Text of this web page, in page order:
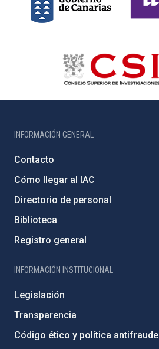
INFORMACIÓN GENERAL
Contacto
Cómo llegar al IAC
Directorio de personal
Biblioteca
Registro general
INFORMACIÓN INSTITUCIONAL
Legislación
Transparencia
Código ético y política antifraude